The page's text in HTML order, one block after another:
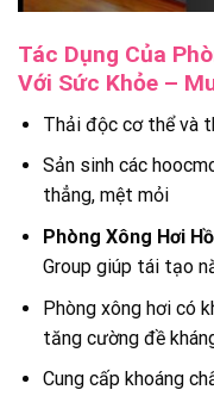
Tác Dụng Của
Với Sức Khỏe –
Thải độc cơ thể và
Sản sinh các
thẳng, mệt mỏi
Phòng Xông Hơi
Group giúp tái tạo
Phòng xông hơi có
tăng cường đề
Cung cấp khoáng